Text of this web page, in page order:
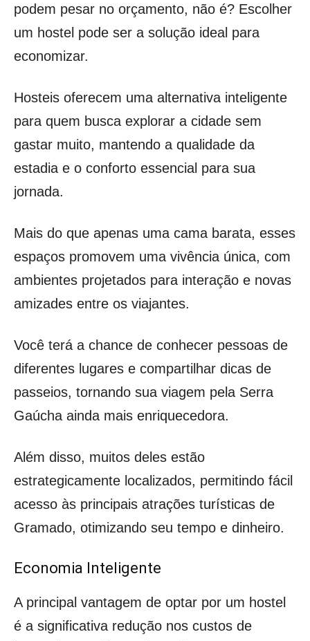
podem pesar no orçamento, não é? Escolher
um hostel pode ser a solução ideal para
economizar.
Hosteis oferecem uma alternativa inteligente
para quem busca explorar a cidade sem
gastar muito, mantendo a qualidade da
estadia e o conforto essencial para sua
jornada.
Mais do que apenas uma cama barata, esses
espaços promovem uma vivência única, com
ambientes projetados para interação e novas
amizades entre os viajantes.
Você terá a chance de conhecer pessoas de
diferentes lugares e compartilhar dicas de
passeios, tornando sua viagem pela Serra
Gaúcha ainda mais enriquecedora.
Além disso, muitos deles estão
estrategicamente localizados, permitindo fácil
acesso às principais atrações turísticas de
Gramado, otimizando seu tempo e dinheiro.
Economia Inteligente
A principal vantagem de optar por um hostel
é a significativa redução nos custos de